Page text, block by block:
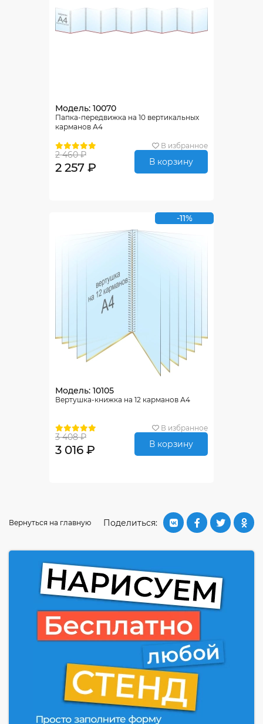
Модель: 10070
Папка-передвижка на 10 вертикальных
карманов А4
В избранное
2 460 ₽
2 257 ₽ В корзину
-11%
Модель: 10105
Вертушка-книжка на 12 карманов А4
В избранное
3 408 ₽
3 016 ₽ В корзину
Поделиться:
Вернуться на главную